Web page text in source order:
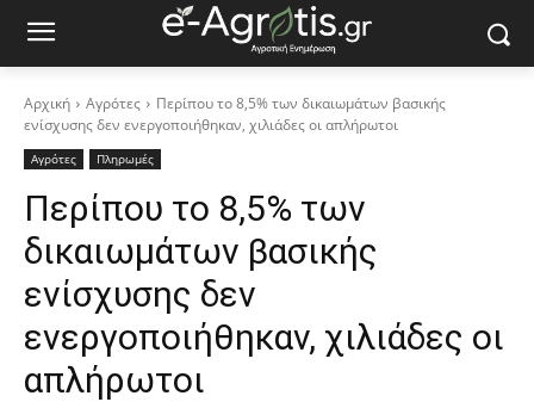
Αρχική Αγρότες
Περίπου το 8,5% των δικαιωµάτων βασικής
ενίσχυσης δεν ενεργοποιήθηκαν, χιλιάδες οι απλήρωτοι
Αγρότες Πληρωμές
Περίπου το 8,5% των
δικαιωµάτων βασικής
ενίσχυσης δεν
ενεργοποιήθηκαν, χιλιάδες οι
απλήρωτοι